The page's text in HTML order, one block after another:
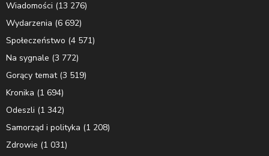
Wiadomości (13 276)
Wydarzenia (6 692)
Społeczeństwo (4 571)
Na sygnale (3 772)
Gorący temat(3 519)
Kronika (1 694)
Odeszli (1 342)
Samorząd i polityka (1 208)
Zdrowie (1 031)